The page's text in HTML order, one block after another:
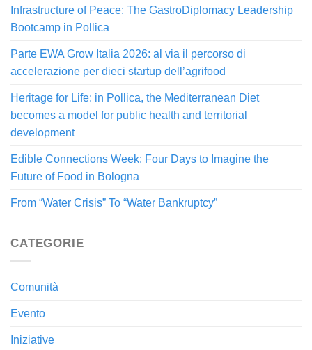
Infrastructure of Peace: The GastroDiplomacy Leadership
Bootcamp in Pollica
Parte EWA Grow Italia 2026: al via il percorso di
accelerazione per dieci startup dell’agrifood
Heritage for Life: in Pollica, the Mediterranean Diet
becomes a model for public health and territorial
development
Edible Connections Week: Four Days to Imagine the
Future of Food in Bologna
From “Water Crisis” To “Water Bankruptcy”
CATEGORIE
Comunità
Evento
Iniziative